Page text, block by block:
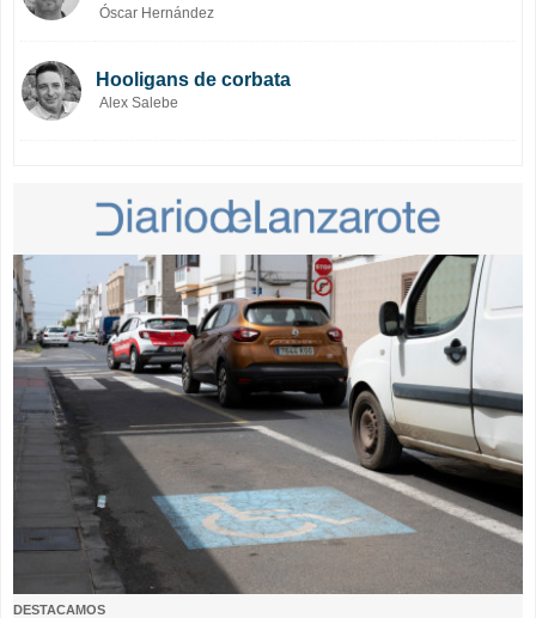
Óscar Hernández
Hooligans de corbata
Alex Salebe
DESTACAMOS